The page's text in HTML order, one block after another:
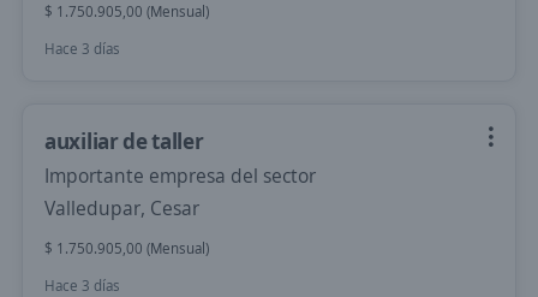
$ 1.750.905,00 (Mensual)
Hace 3 días
auxiliar de taller
Importante empresa del sector
Valledupar, Cesar
$ 1.750.905,00 (Mensual)
Hace 3 días